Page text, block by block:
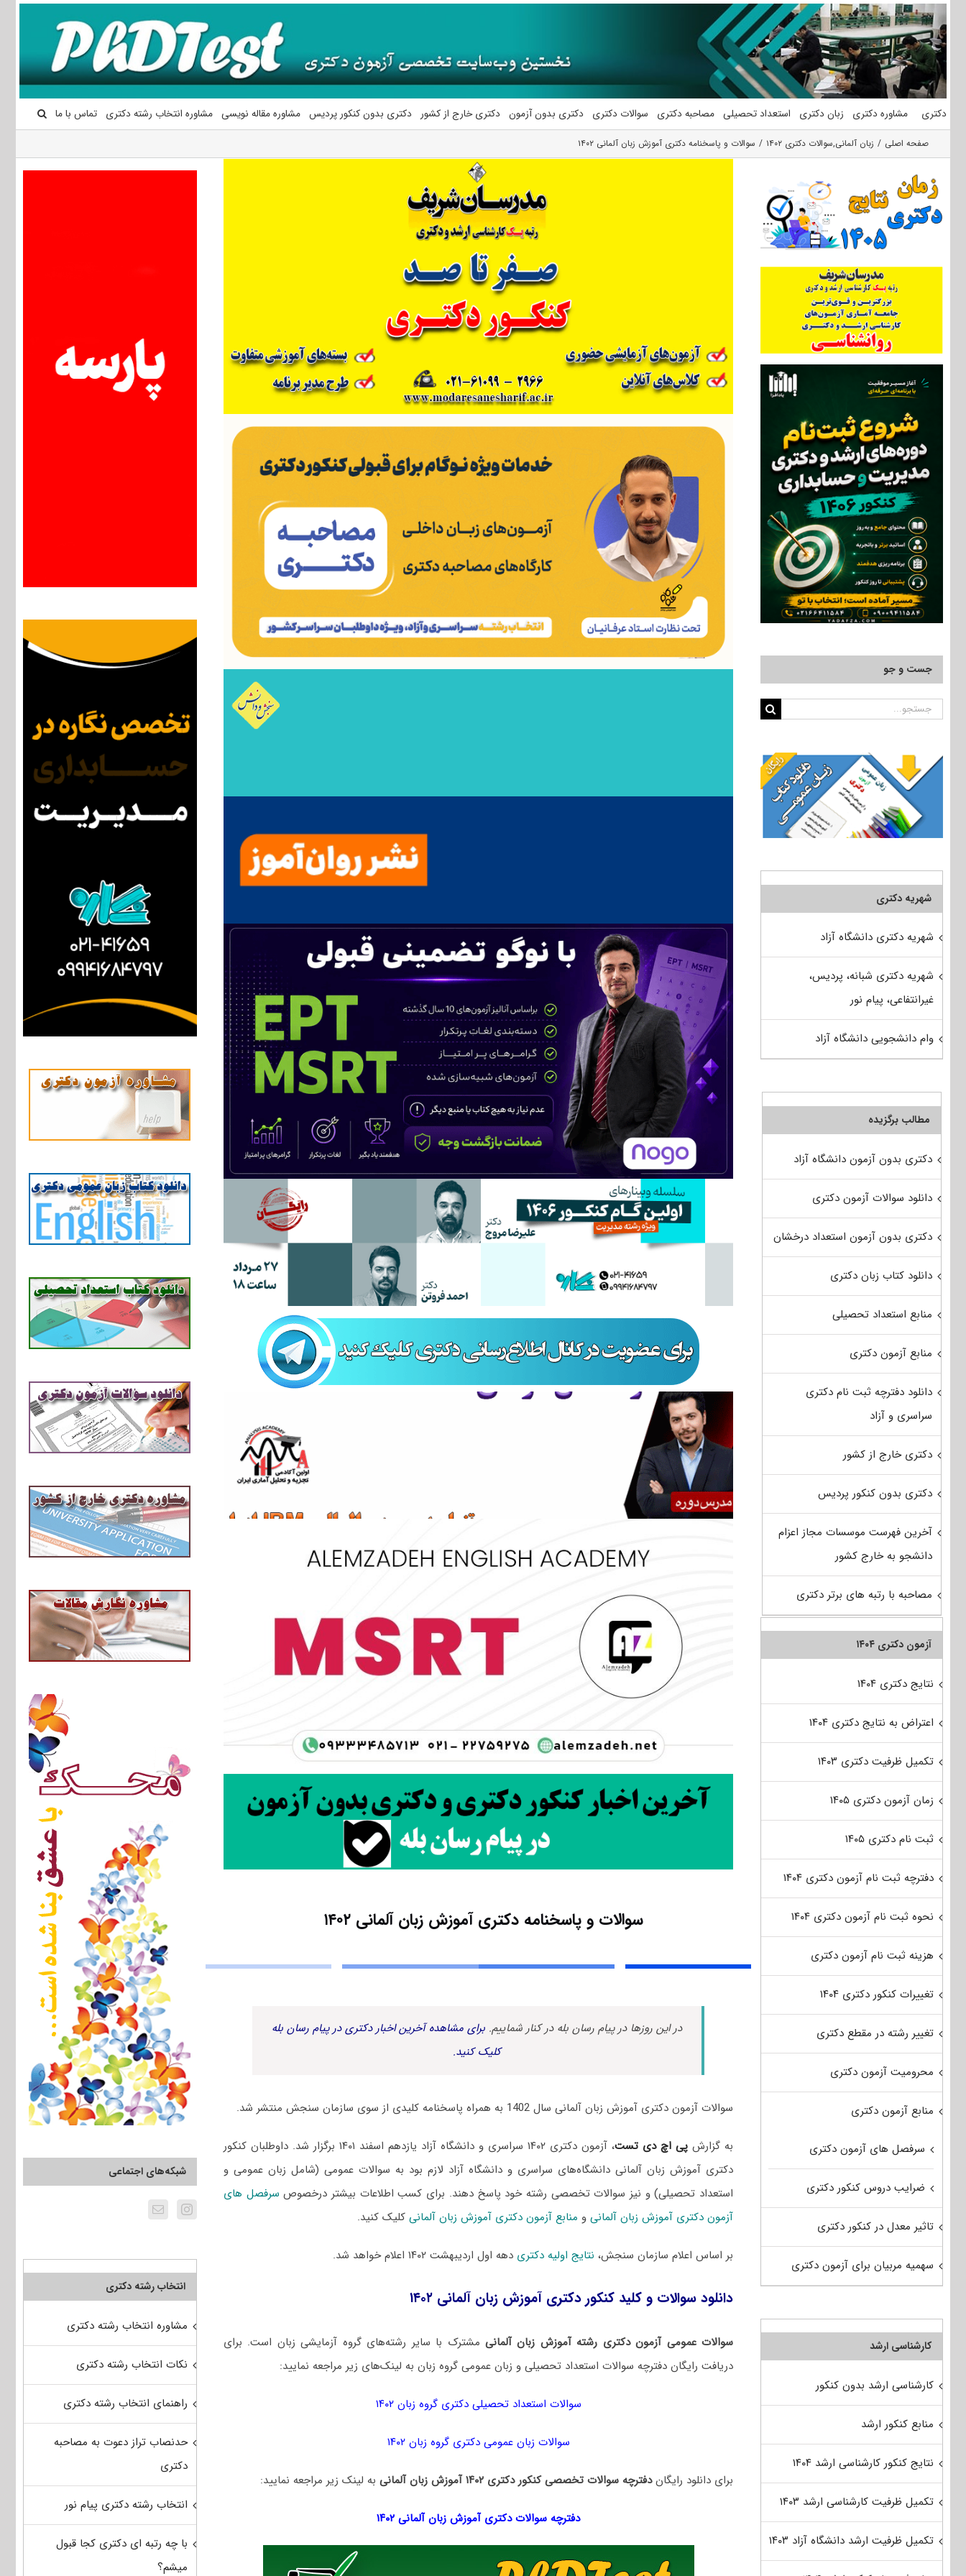
محتوا
دکتری مشاوره دکتری زبان دکتری استعداد تحصیلی مصاحبه دکتری سوالات دکتری دکتری بدون آزمون دکتری خارج از کشور دکتری بدون کنکور پردیس مشاوره مقاله نویسی مشاوره انتخاب رشته دکتری تماس با ما
صفحه اصلی زبان آلمانی,سوالات دکتری ۱۴۰۲ سوالات و پاسخنامه دکتری آموزش زبان آلمانی ۱۴۰۲
سوالات و پاسخنامه دکتری آموزش زبان آلمانی ۱۴۰۲
در این روزها در پیام رسان بله در کنار شماییم. برای مشاهده آخرین اخبار دکتری در پیام رسان بله
کلیک کنید.
سوالات آزمون دکتری آموزش زبان آلمانی سال 1402 به همراه پاسخنامه کلیدی از سوی سازمان سنجش منتشر شد.
به گزارشپی اچ دی تست
، آزمون دکتری ۱۴۰۲ سراسری و دانشگاه آزاد یازدهم اسفند ۱۴۰۱ برگزار شد. داوطلبان کنکور
دکتری آموزش زبان آلمانی دانشگاه‌های سراسری و دانشگاه آزاد لازم بود به سوالات عمومی (شامل زبان عمومی و
استعداد تحصیلی) و نیز سوالات تخصصی رشته خود پاسخ دهند. برای کسب اطلاعات بیشتر درخصوص سرفصل های
آزمون دکتری آموزش زبان آلمانیو منابع آزمون دکتری آموزش زبان آلمانیکلیک کنید.
بر اساس اعلام سازمان سنجش، نتایج اولیه دکتری دهه اول اردیبهشت ۱۴۰۲ اعلام خواهد شد.
دانلود سوالات و کلید کنکور دکتری آموزش زبان آلمانی ۱۴۰۲
سوالات عمومی آزمون دکتری رشته آموزش زبان آلمانیمشترک با سایر رشته‌های گروه آزمایشی زبان است. برای
دریافت رایگان دفترچه سوالات استعداد تحصیلی و زبان عمومی گروه زبان به لینک‌های زیر مراجعه نمایید:
سوالات استعداد تحصیلی دکتری گروه زبان ۱۴۰۲
سوالات زبان عمومی دکتری گروه زبان ۱۴۰۲
برای دانلود رایگاندفترچه سوالات تخصصی کنکور دکتری ۱۴۰۲ آموزش زبان آلمانی به لینک زیر مراجعه نمایید:
دفترچه سوالات دکتری آموزش زبان آلمانی ۱۴۰۲
شبکه‌های اجتماعی
انتخاب رشته دکتری
مشاوره انتخاب رشته دکتری
نکات انتخاب رشته دکتری
راهنمای انتخاب رشته دکتری
حدنصاب تراز دعوت به مصاحبه
دکتری
انتخاب رشته دکتری پیام نور
با چه رتبه ای دکتری کجا قبول
میشم؟
جست و جو
جستجو
شهریه دکتری
شهریه دکتری دانشگاه آزاد
شهریه دکتری شبانه، پردیس،
غیرانتفاعی، پیام نور
وام دانشجویی دانشگاه آزاد
مطالب برگزیده
دکتری بدون آزمون دانشگاه آزاد
دانلود سوالات آزمون دکتری
دکتری بدون آزمون استعداد درخشان
دانلود کتاب زبان دکتری
منابع استعداد تحصیلی
منابع آزمون دکتری
دانلود دفترچه ثبت نام دکتری
سراسری و آزاد
دکتری خارج از کشور
دکتری بدون کنکور پردیس
آخرین فهرست موسسات مجاز اعزام
دانشجو به خارج کشور
مصاحبه با رتبه های برتر دکتری
آزمون دکتری ۱۴۰۴
نتایج دکتری ۱۴۰۴
اعتراض به نتایج دکتری ۱۴۰۴
تکمیل ظرفیت دکتری ۱۴۰۳
زمان آزمون دکتری ۱۴۰۵
ثبت نام دکتری ۱۴۰۵
دفترچه ثبت نام آزمون دکتری ۱۴۰۴
نحوه ثبت نام آزمون دکتری ۱۴۰۴
هزینه ثبت نام آزمون دکتری
تغییرات کنکور دکتری ۱۴۰۴
تغییر رشته در مقطع دکتری
محرومیت آزمون دکتری
منابع آزمون دکتری
سرفصل های آزمون دکتری
ضرایب دروس کنکور دکتری
تاثیر معدل در کنکور دکتری
سهمیه مربیان برای آزمون دکتری
کارشناسی ارشد
کارشناسی ارشد بدون کنکور
منابع کنکور ارشد
نتایج کنکور کارشناسی ارشد ۱۴۰۴
تکمیل ظرفیت کارشناسی ارشد ۱۴۰۳
تکمیل ظرفیت ارشد دانشگاه آزاد ۱۴۰۳